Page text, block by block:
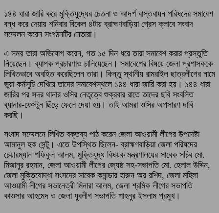
১৪৪ ধারা জারি করে মুক্তিযুদ্ধের চেতনা ও আদর্শ বাস্তবায়ন পরিষদের সমাবেশ
বন্ধ করে দেয়ায় শনিবার বিকেল ৪টায় ব্রাহ্মণবাড়িয়া প্রেস ক্লাবে সংবাদ
সম্মেলন করেন সংগঠনটির নেতারা।
এ সময় তারা অভিযোগ করেন, গত ১৫ দিন ধরে তারা সমাবেশ করার প্রস্তুতি
নিয়েছেন। ব্যাপক প্রচারণাও চালিয়েছেন। সমাবেশের বিষয়ে জেলা প্রশাসককে
লিখিতভাবে অবহিত করেছিলেন তারা। কিন্তু স্থানীয় রামরাইল ছাত্রলীগের নামে
ভুয়া কর্মসূচি দেখিয়ে তাদের সমাবেশস্থলে ১৪৪ ধারা জারি করা হয়। ১৪৪ ধারা
জারির পর সদর থানার ওসির নেতৃত্বে শুক্রবার রাতে তাদের ছবি সংবলিত
ব্যানার-ফেস্টুন ছিঁড়ে ফেলে দেয়া হয়। তাই আমরা ওসির অপসারণ দাবি
করছি।
সংবাদ সম্মেলনে লিখিত বক্তব্য পাঠ করেন জেলা আওয়ামী লীগের উপদেষ্টা
আমানুল হক সেন্টু। এতে উপস্থিত ছিলেন- ব্রাহ্মণবাড়িয়া জেলা পরিষদের
চেয়ারম্যান শফিকুল আলম, মুক্তিযুদ্ধ বিষয়ক মন্ত্রণালয়ের সাবেক সচিব মো.
মিজানুর রহমান, জেলা আওয়ামী লীগের জ্যেষ্ঠ সহ-সভাপতি মো. হেলাল উদ্দিন,
জেলা মুক্তিযোদ্ধা সংসদের সাবেক কমান্ডার হারুন অর রশিদ, জেলা মহিলা
আওয়ামী লীগের সভানেত্রী মিনারা আলম, জেলা শ্রমিক লীগের সভাপতি
কাওসার আহমেদ ও জেলা যুবলীগ সভাপতি শাহনুর ইসলাম প্রমুখ।